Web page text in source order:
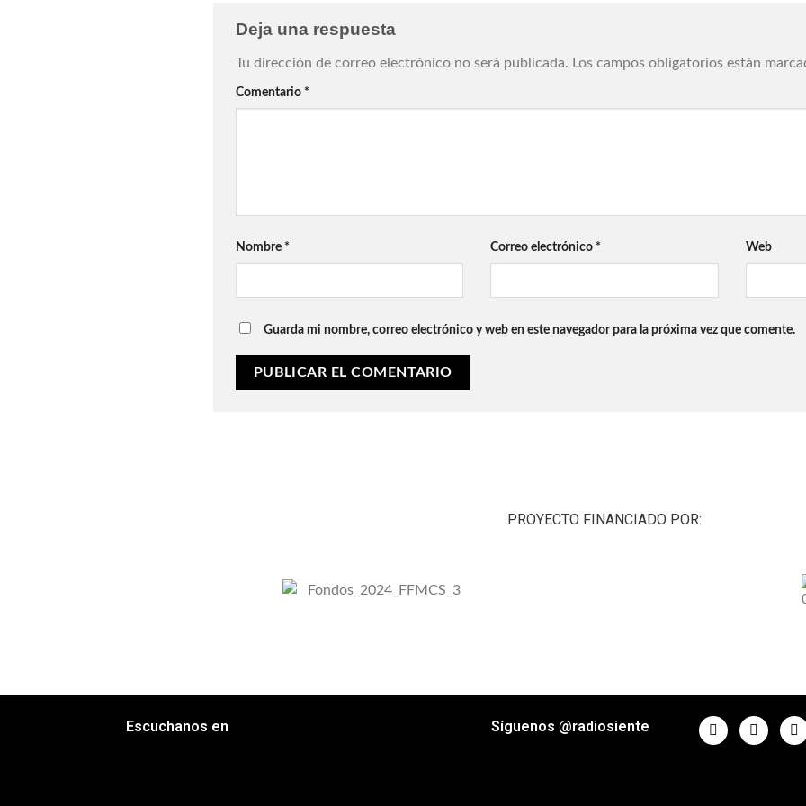
Deja una respuesta
Tu dirección de correo electrónico no será publicada. Los campos obligatorios están
Comentario *
Nombre * Correo electrónico * Web
Guarda mi nombre, correo electrónico y web en este navegador para la próxima vez que comente.
PROYECTO FINANCIADO POR:
Escuchanos en Síguenos @radiosiente